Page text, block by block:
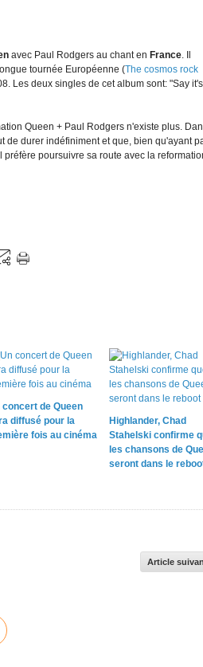
avec Paul Rodgers au chant en France. Il
tournée Européenne (The cosmos rock
Les deux singles de cet album sont: "Say
Queen + Paul Rodgers n'existe plus.
de durer indéfiniment et que, bien qu'ayant
poursuivre sa route avec la
concert de Queen
diffusé pour la
fois au cinéma
Highlander, Chad
Stahelski confirme
les chansons de
seront dans le
Article